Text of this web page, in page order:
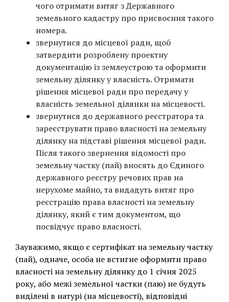
чого отримати витяг з Державного
земельного кадастру про присвоєння такого
номера.
звернутися до місцевої ради, щоб
затвердити розроблену проектну
документацію із землеустрою та оформити
земельну ділянку у власність. Отримати
рішення місцевої ради про передачу у
власність земельної ділянки на місцевості.
звернутися до державного реєстратора та
зареєструвати право власності на земельну
ділянку на підставі рішення місцевої ради.
Після такого звернення відомості про
земельну частку (пай) вносять до Єдиного
державного реєстру речових прав на
нерухоме майно, та видадуть витяг про
реєстрацію права власності на земельну
ділянку, який є тим документом, що
посвідчує право власності.
Зауважимо, якщо є сертифікат на земельну частку
(пай), одначе, особа не встигне оформити право
власності на земельну ділянку до 1 січня 2025
року, або межі земельної частки (паю) не будуть
виділені в натурі (на місцевості), відповідні